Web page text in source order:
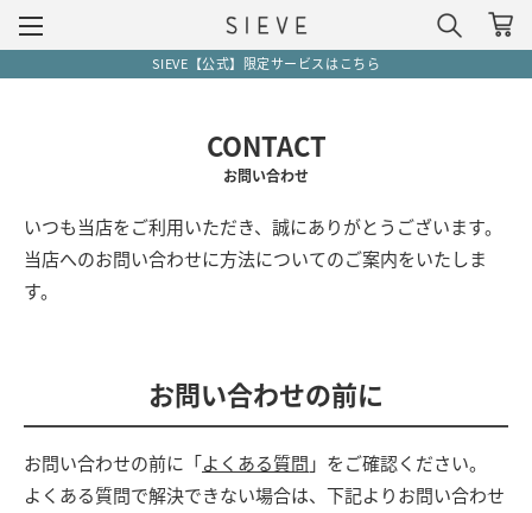
SIEVE【公式】限定サービスはこちら
CONTACT
お問い合わせ
いつも当店をご利用いただき、誠にありがとうございます。
当店へのお問い合わせに方法についてのご案内をいたしま
す。
お問い合わせの前に
お問い合わせの前に「よくある質問 」をご確認ください。
よくある質問で解決できない場合は、下記よりお問い合わせ